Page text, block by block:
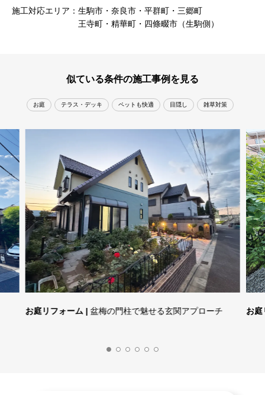
施工対応エリア： 生駒市・奈良市・平群町・三郷町
王寺町・精華町・四條畷市（生駒側）
似ている条件の施工事例を見る
お庭 テラス・デッキ ペットも快適 目隠し 雑草対策
お庭リフォーム |盆梅の門柱で魅せる玄関アプローチ お